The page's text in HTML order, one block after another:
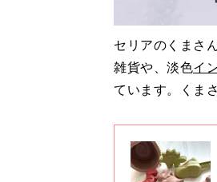
セリアのくまさ
雑貨や、淡色イ
ています。くま